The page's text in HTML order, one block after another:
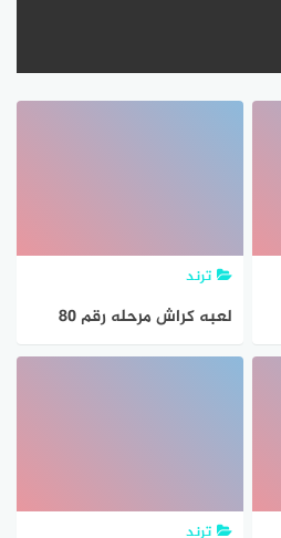
ترند
لعبه كراش مرحله رقم 80
ترند